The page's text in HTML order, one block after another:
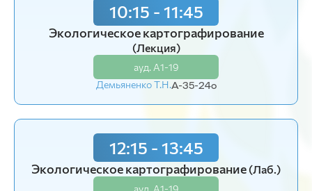
10:15 - 11:45
Экологическое картографирование
(Лекция)
ауд. А1-19
Демьяненко Т.Н.А-35-24o
12:15 - 13:45
Экологическое картографирование(Лаб.)
ауд. А1-19